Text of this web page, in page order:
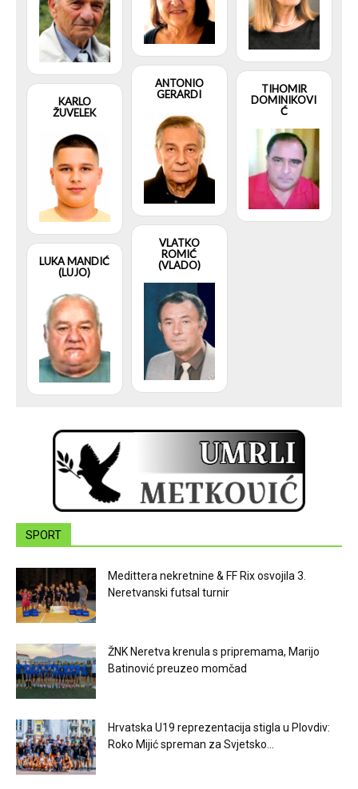
SPORT
Medittera nekretnine & FF Rix osvojila 3.
Neretvanski futsal turnir
ŽNK Neretva krenula s pripremama, Marijo
Batinović preuzeo momčad
Hrvatska U19 reprezentacija stigla u Plovdiv:
Roko Mijić spreman za Svjetsko...